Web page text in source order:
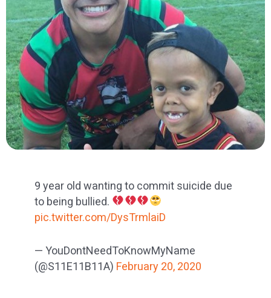
9 year old wanting to commit suicide due
to being bullied.
pic.twitter.com/DysTrmlaiD
— YouDontNeedToKnowMyName
(@S11E11B11A) February 20, 2020